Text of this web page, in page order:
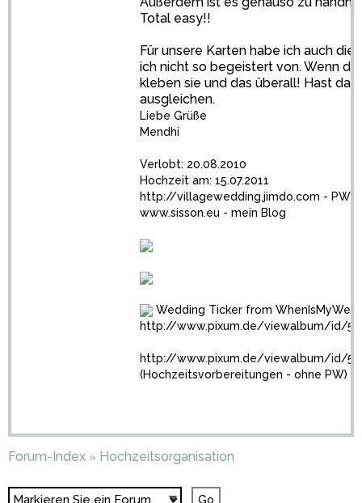
Total easy!!
Für unsere Karten habe ich auch
ich nicht so begeistert von. Wenn
kleben sie und das überall! Hast da
ausgleichen.
Liebe Grüße
Mendhi
Verlobt: 20.08.2010
Hochzeit am: 15.07.2011
http://villagewedding.jimdo.com - PW
www.sisson.eu - mein Blog
Wedding Ticker from
http://www.pixum.de/viewalbum/id/
http://www.pixum.de/viewalbum/id/
(Hochzeitsvorbereitungen - ohne PW)
Forum-Index » Hochzeitsorganisation